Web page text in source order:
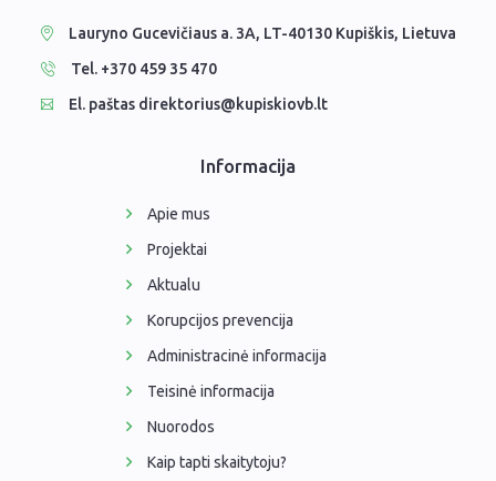
Lauryno Gucevičiaus a. 3A, LT-40130 Kupiškis, Lietuva
Tel. +370 459 35 470
El. paštas direktorius@kupiskiovb.lt
Informacija
Apie mus
Projektai
Aktualu
Korupcijos prevencija
Administracinė informacija
Teisinė informacija
Nuorodos
Kaip tapti skaitytoju?